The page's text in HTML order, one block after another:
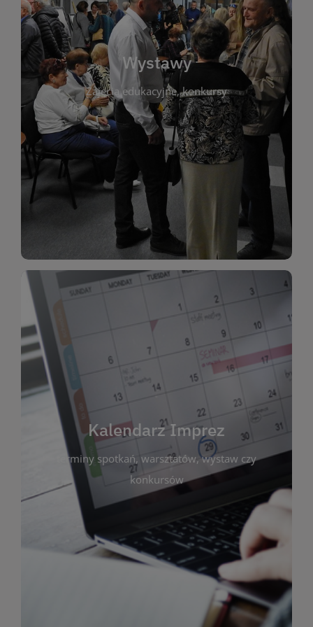
Wystawy
Zajęcia edukacyjne, konkursy
Wystawy
Biblioteka organizuje prezentujące zarówno
sztukę lokalnych twórców, jak i zbiory tematyczne.
W tej sekcji znajdziesz informacje o aktualnych
ekspozycjach oraz archiwum wystaw z
poprzednich lat. Prezentowane prace obejmują
malarstwo, fotografię, rękodzieło i inne formy
artystyczne. Każda wystawa to wyjątkowa okazja
do kontaktu z kulturą i sztuką w przestrzeni
biblioteki. Serdecznie zapraszamy wszystkich
Kalendarz Imprez
terminy spotkań, warsztatów, wystaw czy
konkursów
Kalendarz Imprez
Zakładka ta gromadzi wszystkie planowane
wydarzenia kulturalne i edukacyjne organizowane
przez bibliotekę. Możesz tu sprawdzić terminy
spotkań, warsztatów, wystaw czy konkursów.
Dzięki przejrzystemu kalendarzowi łatwo
zaplanujesz udział w interesujących Cię
wydarzeniach. Aktualizujemy harmonogram na
bieżąco, by zawsze był zgodny z planem pracy
biblioteki. Zapraszamy do śledzenia i uczestnictwa
w życiu kulturalnym miasta!
WIĘCEJ